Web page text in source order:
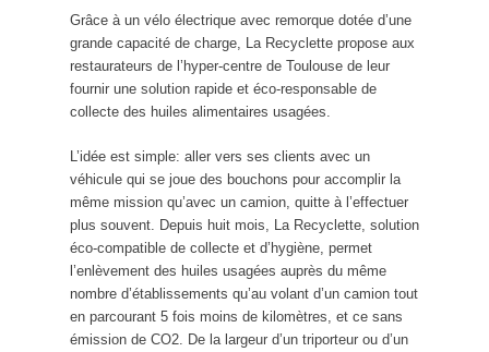
Grâce à un vélo électrique avec remorque dotée d’une
grande capacité de charge, La Recyclette propose aux
restaurateurs de l’hyper-centre de Toulouse de leur
fournir une solution rapide et éco-responsable de
collecte des huiles alimentaires usagées.
L’idée est simple: aller vers ses clients avec un
véhicule qui se joue des bouchons pour accomplir la
même mission qu’avec un camion, quitte à l’effectuer
plus souvent. Depuis huit mois, La Recyclette, solution
éco-compatible de collecte et d’hygiène, permet
l’enlèvement des huiles usagées auprès du même
nombre d’établissements qu’au volant d’un camion tout
en parcourant 5 fois moins de kilomètres, et ce sans
émission de CO2. De la largeur d’un triporteur ou d’un